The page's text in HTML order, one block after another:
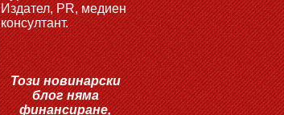
Издател, PR, медиен
консултант.
Този новинарски
блог няма
финансиране,